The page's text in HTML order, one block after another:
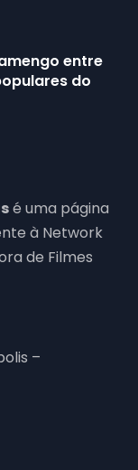
entre
do
é uma página
à Network
de Filmes
–